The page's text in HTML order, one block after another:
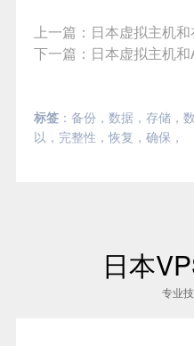
上一篇： 日本虚拟主机
下一篇： 日本虚拟主机
标签： 备份， 数据， 存储 ，
以 ， 完整性 ，恢复 ， 确保 ，
日本
专业技